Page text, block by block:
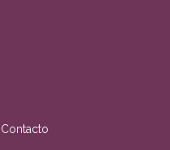
Contacto